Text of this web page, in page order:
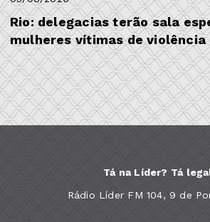
Rio: delegacias terão sala
mulheres vítimas de violência
Tá na Líder? Tá
Rádio Líder FM 104, 9 de